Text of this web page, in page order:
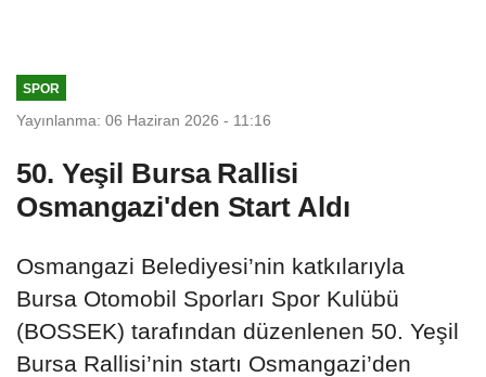
SPOR
Yayınlanma: 06 Haziran 2026 - 11:16
50. Yeşil Bursa Rallisi
Osmangazi'den Start Aldı
Osmangazi Belediyesi’nin katkılarıyla
Bursa Otomobil Sporları Spor Kulübü
(BOSSEK) tarafından düzenlenen 50. Yeşil
Bursa Rallisi’nin startı Osmangazi’den